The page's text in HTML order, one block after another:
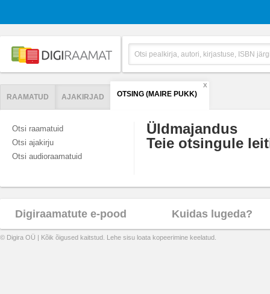
RAAMATUD AJAKIRJAD OTSING (MAIRE PUKK)
X
Otsi raamatuid
Otsi ajakirju
Otsi audioraamatuid
Üldmajandus
Teie otsingule
Digiraamatute e-pood Kuidas lugeda?
© Digira OÜ | Kõik õigused kaitstud. Lehe sisu loata kopeerimine keelatud.